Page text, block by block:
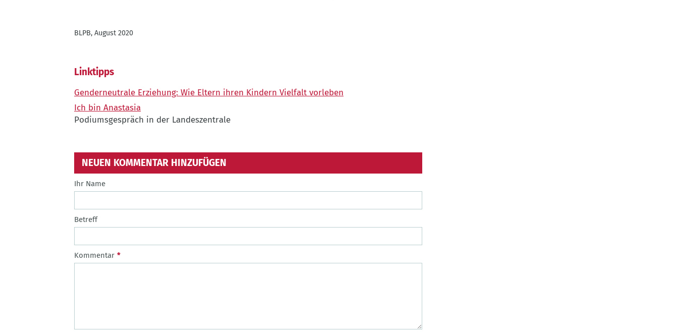
BLPB, August 2020
Linktipps
Genderneutrale Erziehung: Wie Eltern ihren Kindern Vielfalt vorleben
Ich bin Anastasia
Podiumsgespräch in der Landeszentrale
NEUEN KOMMENTAR HINZUFÜGEN
Ihr Name
Betreff
Kommentar